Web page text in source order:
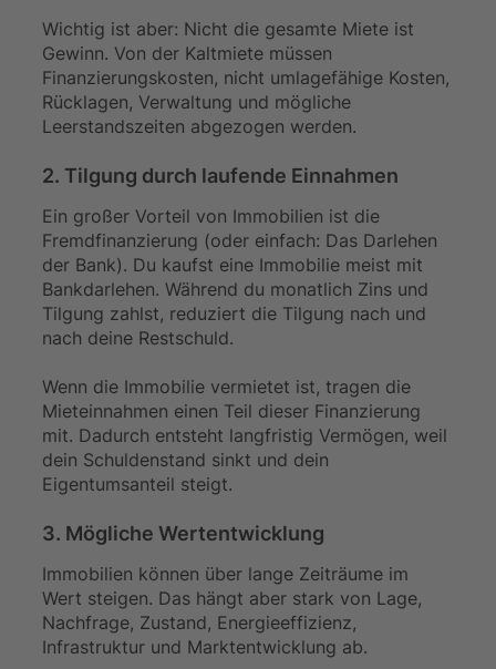
Wichtig ist aber: Nicht die gesamte Miete ist
Gewinn. Von der Kaltmiete müssen
Finanzierungskosten, nicht umlagefähige Kosten,
Rücklagen, Verwaltung und mögliche
Leerstandszeiten abgezogen werden.
2. Tilgung durch laufende Einnahmen
Ein großer Vorteil von Immobilien ist die
Fremdfinanzierung (oder einfach: Das Darlehen
der Bank). Du kaufst eine Immobilie meist mit
Bankdarlehen. Während du monatlich Zins und
Tilgung zahlst, reduziert die Tilgung nach und
nach deine Restschuld.
Wenn die Immobilie vermietet ist, tragen die
Mieteinnahmen einen Teil dieser Finanzierung
mit. Dadurch entsteht langfristig Vermögen, weil
dein Schuldenstand sinkt und dein
Eigentumsanteil steigt.
3. Mögliche Wertentwicklung
Immobilien können über lange Zeiträume im
Wert steigen. Das hängt aber stark von Lage,
Nachfrage, Zustand, Energieeffizienz,
Infrastruktur und Marktentwicklung ab.